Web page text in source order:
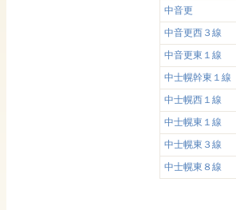
中音更
中音更西３線
中音更東１線
中士幌幹東１線
中士幌西１線
中士幌東１線
中士幌東３線
中士幌東８線